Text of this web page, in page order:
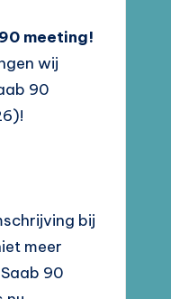
meeting!
wij
90
bij
meer
90